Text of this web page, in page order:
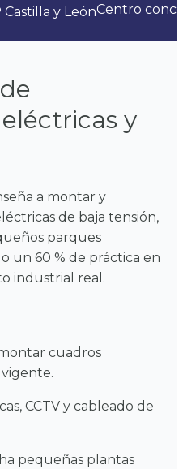
Castilla y LeónCentro
y
a montar y
de baja tensión,
parques
un 60 % de práctica en
industrial real.
cuadros
CCTV y cableado de
pequeñas plantas